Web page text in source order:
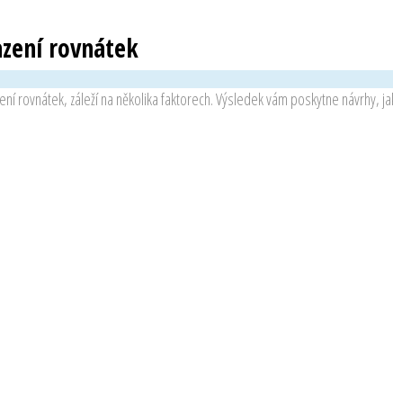
rovnátek
rovnátek, záleží na několika faktorech. Výsledek vám poskytne návrhy,